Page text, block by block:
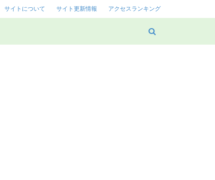
サイトについて サイト更新情報 アクセスランキング